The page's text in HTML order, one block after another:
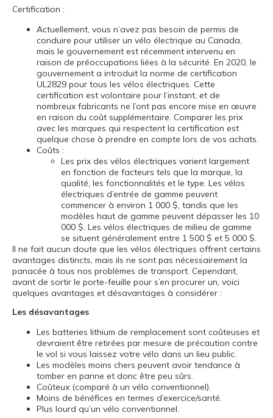
Certification :
Actuellement, vous n’avez pas besoin de permis de
conduire pour utiliser un vélo électrique au Canada,
mais le gouvernement est récemment intervenu en
raison de préoccupations liées à la sécurité. En 2020, le
gouvernement a introduit la norme de certification
UL2829 pour tous les vélos électriques. Cette
certification est volontaire pour l’instant, et de
nombreux fabricants ne l’ont pas encore mise en œuvre
en raison du coût supplémentaire. Comparer les prix
avec les marques qui respectent la certification est
quelque chose à prendre en compte lors de vos achats.
Coûts :
Les prix des vélos électriques varient largement
en fonction de facteurs tels que la marque, la
qualité, les fonctionnalités et le type. Les vélos
électriques d’entrée de gamme peuvent
commencer à environ 1 000 $, tandis que les
modèles haut de gamme peuvent dépasser les 10
000 $. Les vélos électriques de milieu de gamme
se situent généralement entre 1 500 $ et 5 000 $.
Il ne fait aucun doute que les vélos électriques offrent certains
avantages distincts, mais ils ne sont pas nécessairement la
panacée à tous nos problèmes de transport. Cependant,
avant de sortir le porte-feuille pour s’en procurer un, voici
quelques avantages et désavantages à considérer :
Les désavantages
Les batteries lithium de remplacement sont coûteuses et
devraient être retirées par mesure de précaution contre
le vol si vous laissez votre vélo dans un lieu public.
Les modèles moins chers peuvent avoir tendance à
tomber en panne et donc être peu sûrs.
Coûteux (comparé à un vélo conventionnel).
Moins de bénéfices en termes d’exercice/santé.
Plus lourd qu’un vélo conventionnel.